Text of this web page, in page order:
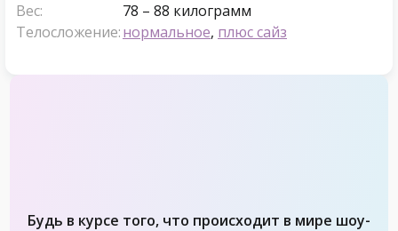
Вес:
78 – 88 килограмм
Телосложение:нормальное, плюс сайз
Будь в курсе того, что происходит в мире шоу-